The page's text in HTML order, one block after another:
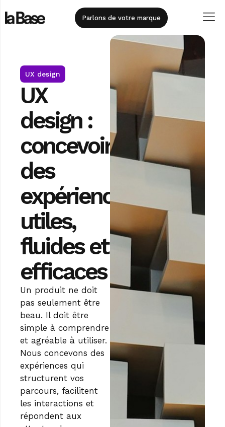
principal
Parlons de votre marque
UX design
UX
design :
concevoir
des
expériences
utiles,
fluides et
efficaces
Un produit ne doit
pas seulement être
beau. Il doit être
simple à comprendre
et agréable à utiliser.
Nous concevons des
expériences qui
structurent vos
parcours, facilitent
les interactions et
répondent aux